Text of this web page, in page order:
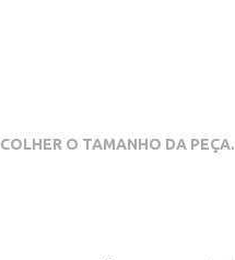
O TAMANHO DA PEÇA.